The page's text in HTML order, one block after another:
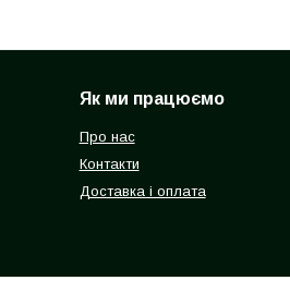
Як ми працюємо
Про нас
Контакти
Доставка і оплата